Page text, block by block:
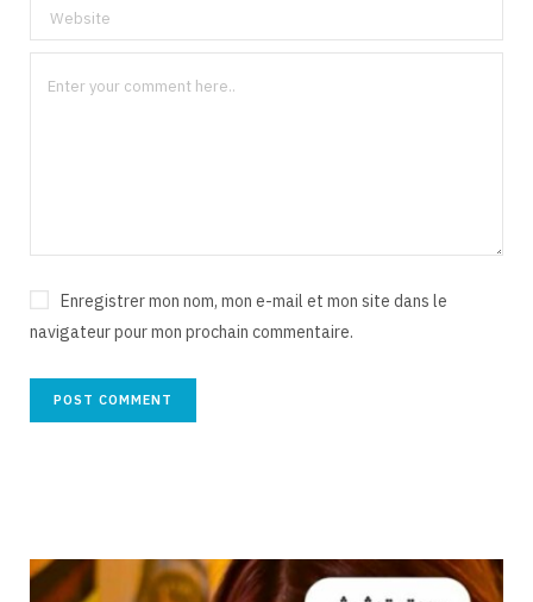
Enregistrer mon nom, mon e-mail et mon site dans le
navigateur pour mon prochain commentaire.